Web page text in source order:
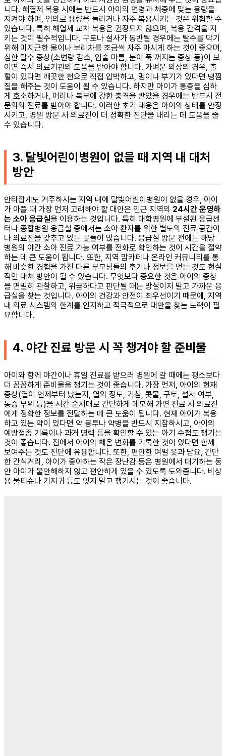
니다. 해열제 복용 시에는 반드시 아이의 연령과 체중에 맞는 용량을
지켜야 하며, 임의로 용량을 늘리거나 자주 복용시키는 것은 위험할 수
있습니다. 특히 해열제 교차 복용은 권장되지 않으며, 복용 간격을 지
키는 것이 필수적입니다. 구토나 설사가 동반될 경우에는 탈수를 막기
위해 미지근한 물이나 보리차를 조금씩 자주 마시게 하는 것이 좋으며,
심한 탈수 증상(소변량 감소, 입술 마름, 눈이 푹 꺼지는 증상 등)이 보
이면 즉시 의료기관의 도움을 받아야 합니다. 가벼운 외상의 경우, 출
혈이 있다면 깨끗한 천으로 직접 압박하고, 멍이나 부기가 있다면 냉찜
질을 해주는 것이 도움이 될 수 있습니다. 하지만 아이가 통증을 심하
게 호소하거나, 머리나 복부에 강한 충격을 받았을 경우에는 반드시 전
문의의 진료를 받아야 합니다. 이러한 초기 대응은 아이의 상태를 안정
시키고, 병원 방문 시 의료진이 더 정확한 진단을 내리는 데 도움을 줄
수 있습니다.
3. 달빛어린이병원이 없을 때 지역 내 대처
방안
안타깝게도 거주하시는 지역 내에 달빛어린이병원이 없을 경우, 아이
가 아플 때 가장 먼저 고려해야 할 대안은 인근 지역의 24시간 운영하
는 소아 응급실을 이용하는 것입니다. 특히 대학병원에 부설된 응급센
터나 종합병원 응급실 중에서는 소아 환자를 위한 별도의 진료 공간이
나 의료진을 갖추고 있는 곳들이 많습니다. 응급실 방문 전에는 해당
병원의 야간 소아 진료 가능 여부를 전화로 확인하는 것이 시간을 절약
하는 데 큰 도움이 됩니다. 또한, 지역 맘카페나 온라인 커뮤니티를 통
해 비슷한 경험을 가진 다른 부모님들의 후기나 정보를 얻는 것도 현실
적인 대처 방안이 될 수 있습니다. 무엇보다 중요한 것은 아이의 증상
을 면밀히 관찰하고, 위급하다고 판단될 때는 망설이지 말고 가까운 응
급실을 찾는 것입니다. 아이의 건강과 안전이 최우선이기 때문에, 지역
내 의료 시스템의 한계를 인지하고 적극적으로 대안을 찾는 노력이 필
요합니다.
4. 야간 진료 방문 시 꼭 챙겨야 할 준비물
아이와 함께 야간이나 휴일 진료를 받으러 병원에 갈 때에는 평소보다
더 꼼꼼하게 준비물을 챙기는 것이 좋습니다. 가장 먼저, 아이의 현재
증상(열이 언제부터 났는지, 열의 정도, 기침, 콧물, 구토, 설사 여부,
통증 부위 등)을 시간 순서대로 간단하게 메모해 가면 진료 시 의료진
에게 정확한 정보를 전달하는 데 큰 도움이 됩니다. 현재 아이가 복용
하고 있는 약이 있다면 약 봉투나 약병을 반드시 지참하시고, 아이의
예방접종 기록이나 과거 병력 등을 확인할 수 있는 아기 수첩도 챙기는
것이 좋습니다. 집에서 아이의 체온 변화를 기록한 것이 있다면 함께
보여주는 것도 진단에 유용합니다. 또한, 편안한 여벌 옷과 담요, 간단
한 간식거리, 아이가 좋아하는 작은 장난감 등은 병원에서 대기하는 동
안 아이가 불안해하지 않고 편안하게 있을 수 있도록 도와줍니다. 비상
용 물티슈나 기저귀 등도 잊지 말고 챙기시는 것이 좋습니다.